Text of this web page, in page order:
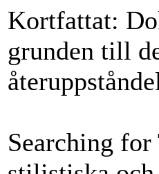
Kortfattat:
grunden till
Searching